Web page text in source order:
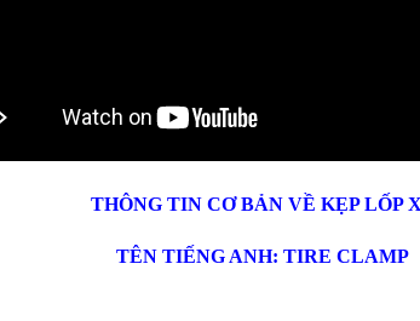
THÔNG TIN CƠ BẢN VỀ KẸP LỐP
TÊN TIẾNG ANH: TIRE CLAMP